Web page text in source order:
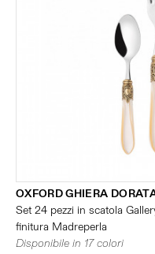
OXFORD GHIERA
Set 24 pezzi in scatola
finitura Madreperla
Disponibile in 17 colori